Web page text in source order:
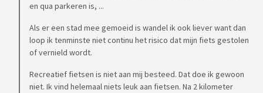
en qua parkeren is, ...
Als er een stad mee gemoeid is wandel ik ook liever want dan
loop ik tenminste niet continu het risico dat mijn fiets gestolen
of vernield wordt.
Recreatief fietsen is niet aan mij besteed. Dat doe ik gewoon
niet. Ik vind helemaal niets leuk aan fietsen. Na 2 kilometer